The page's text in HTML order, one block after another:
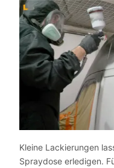
Kleine Lackierungen
Spraydose erledigen.